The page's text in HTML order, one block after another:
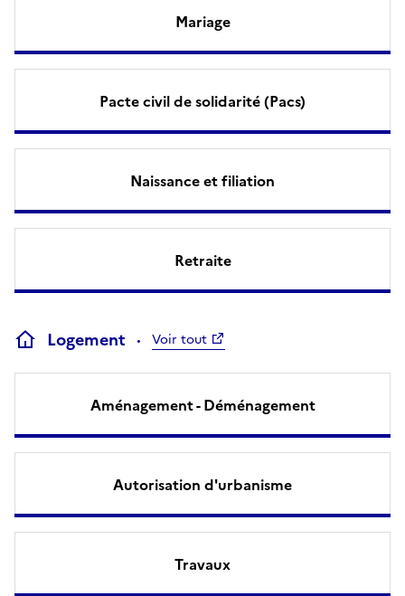
Mariage
Pacte civil de solidarité (Pacs)
Naissance et filiation
Retraite
Logement Voir tout
Aménagement - Déménagement
Autorisation d'urbanisme
Travaux